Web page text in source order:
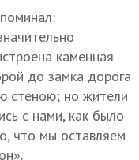
каменная
до замка дорога
стеною; но жители
с нами, как было
что мы оставляем